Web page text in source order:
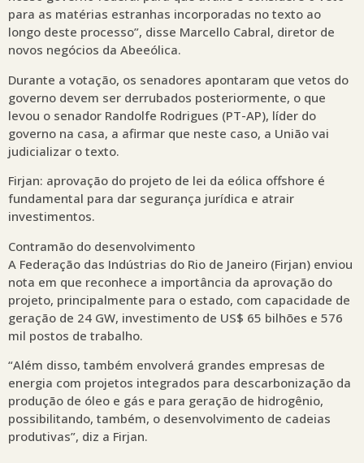
para as matérias estranhas incorporadas no texto ao
longo deste processo”, disse Marcello Cabral, diretor de
novos negócios da Abeeólica.
Durante a votação, os senadores apontaram que vetos do
governo devem ser derrubados posteriormente, o que
levou o senador Randolfe Rodrigues (PT-AP), líder do
governo na casa, a afirmar que neste caso, a União vai
judicializar o texto.
Firjan: aprovação do projeto de lei da eólica offshore é
fundamental para dar segurança jurídica e atrair
investimentos.
Contramão do desenvolvimento
A Federação das Indústrias do Rio de Janeiro (Firjan) enviou
nota em que reconhece a importância da aprovação do
projeto, principalmente para o estado, com capacidade de
geração de 24 GW, investimento de US$ 65 bilhões e 576
mil postos de trabalho.
“Além disso, também envolverá grandes empresas de
energia com projetos integrados para descarbonização da
produção de óleo e gás e para geração de hidrogênio,
possibilitando, também, o desenvolvimento de cadeias
produtivas”, diz a Firjan.